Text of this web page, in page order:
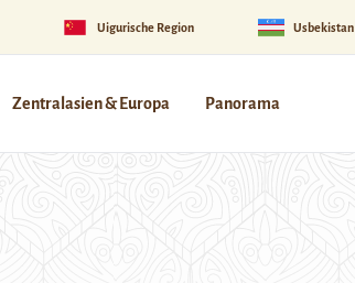
Uigurische Region Usbekistan
Zentralasien & Europa Panorama